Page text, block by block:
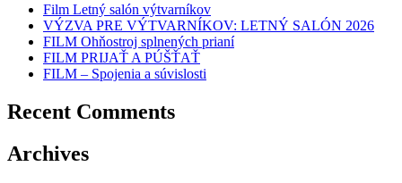
Film Letný salón výtvarníkov
VÝZVA PRE VÝTVARNÍKOV: LETNÝ SALÓN 2026
FILM Ohňostroj splnených prianí
FILM PRIJAŤ A PÚŠŤAŤ
FILM – Spojenia a súvislosti
Recent Comments
Archives